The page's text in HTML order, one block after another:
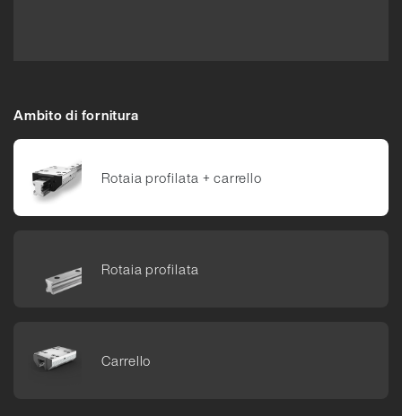
Ambito di fornitura
Rotaia pro­filata +​ car­rello
Rotaia pro­filata
Car­rello